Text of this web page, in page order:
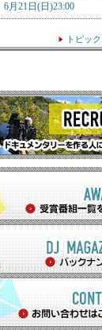
6月21日(日)23:00
トピッ